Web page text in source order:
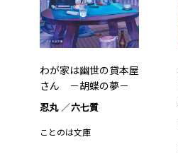
わが家は幽世の貸本屋
さん －胡蝶の夢－
忍丸 六七質
ことのは文庫